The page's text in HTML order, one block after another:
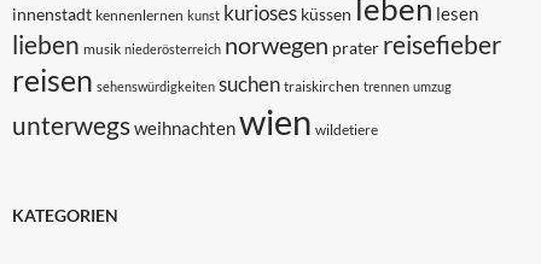
innenstadt kennenlernen kunst kurioses küssen leben lesen
lieben musik niederösterreich norwegen prater reisefieber
reisen sehenswürdigkeiten suchen traiskirchen trennen umzug
unterwegsweihnachtenwien wildetiere
KATEGORIEN